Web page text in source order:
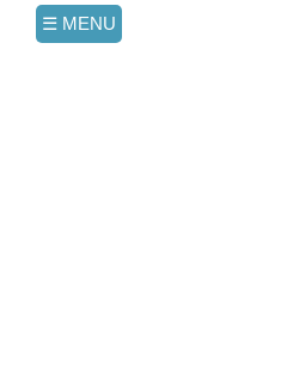
☰ MENU